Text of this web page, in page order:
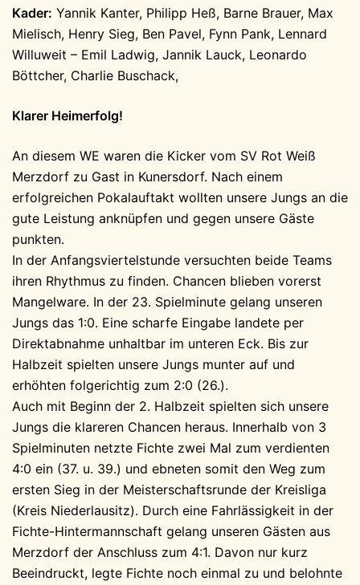
Kader: Yannik Kanter, Philipp Heß, Barne Brauer, Max
Mielisch, Henry Sieg, Ben Pavel, Fynn Pank, Lennard
Willuweit – Emil Ladwig, Jannik Lauck, Leonardo
Böttcher, Charlie Buschack,
Klarer Heimerfolg!
An diesem WE waren die Kicker vom SV Rot Weiß
Merzdorf zu Gast in Kunersdorf. Nach einem
erfolgreichen Pokalauftakt wollten unsere Jungs an die
gute Leistung anknüpfen und gegen unsere Gäste
punkten.
In der Anfangsviertelstunde versuchten beide Teams
ihren Rhythmus zu finden. Chancen blieben vorerst
Mangelware. In der 23. Spielminute gelang unseren
Jungs das 1:0. Eine scharfe Eingabe landete per
Direktabnahme unhaltbar im unteren Eck. Bis zur
Halbzeit spielten unsere Jungs munter auf und
erhöhten folgerichtig zum 2:0 (26.).
Auch mit Beginn der 2. Halbzeit spielten sich unsere
Jungs die klareren Chancen heraus. Innerhalb von 3
Spielminuten netzte Fichte zwei Mal zum verdienten
4:0 ein (37. u. 39.) und ebneten somit den Weg zum
ersten Sieg in der Meisterschaftsrunde der Kreisliga
(Kreis Niederlausitz). Durch eine Fahrlässigkeit in der
Fichte-Hintermannschaft gelang unseren Gästen aus
Merzdorf der Anschluss zum 4:1. Davon nur kurz
Beeindruckt, legte Fichte noch einmal zu und belohnte